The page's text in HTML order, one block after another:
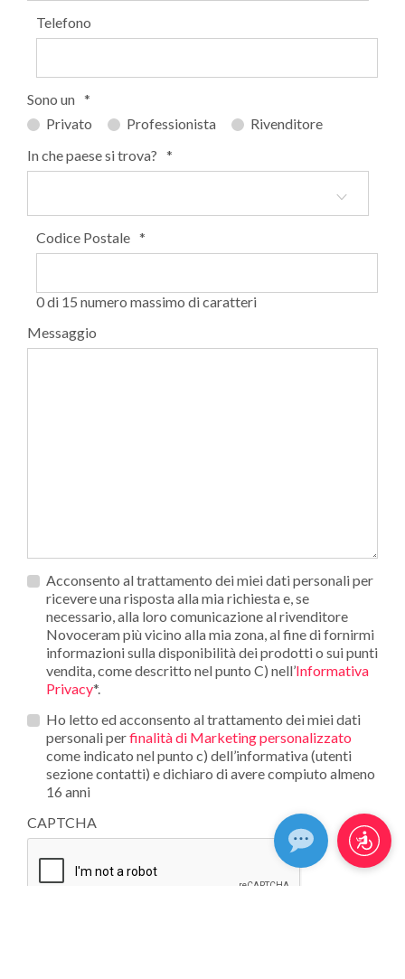
Telefono
Sono un *
Privato
Professionista
Rivenditore
In che paese si trova? *
Codice Postale *
0 di 15 numero massimo di caratteri
Messaggio
Privacy *
Acconsento al trattamento dei miei dati personali per
ricevere una risposta alla mia richiesta e, se
necessario, alla loro comunicazione al rivenditore
Novoceram più vicino alla mia zona, al fine di fornirmi
informazioni sulla disponibilità dei prodotti o sui punti
vendita, come descritto nel punto C) nell’Informativa
Privacy*.
Opt_in__c
Ho letto ed acconsento al trattamento dei miei dati
personali perfinalità di Marketing personalizzato
come indicato nel punto c) dell’informativa (utenti
sezione contatti) e dichiaro di avere compiuto almeno
16 anni
CAPTCHA